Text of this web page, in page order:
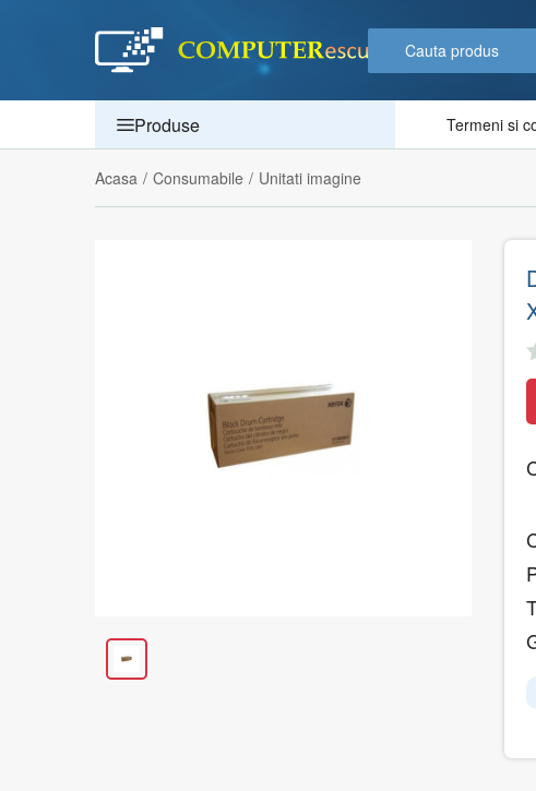
Produse Termeni si
Acasa / Consumabile / Unitati imagine